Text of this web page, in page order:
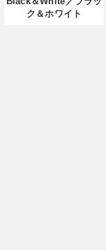
ク＆ホワイト